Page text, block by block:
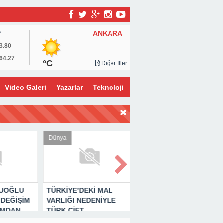
ANKARA
°C Diğer İller
Video Galeri Yazarlar Teknoloji
MAL
NEDENİYLE
NECDET TOPÇUOĞLU
KALEMİNDEN ”ŞİMAL
YILDIZI”